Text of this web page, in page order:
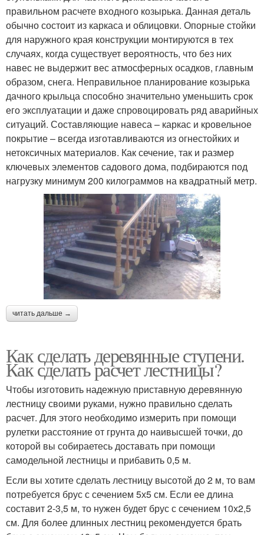
правильном расчете входного козырька. Данная деталь
обычно состоит из каркаса и облицовки. Опорные стойки
для наружного края конструкции монтируются в тех
случаях, когда существует вероятность, что без них
навес не выдержит вес атмосферных осадков, главным
образом, снега. Неправильное планирование козырька
дачного крыльца способно значительно уменьшить срок
его эксплуатации и даже спровоцировать ряд аварийных
ситуаций. Составляющие навеса – каркас и кровельное
покрытие – всегда изготавливаются из огнестойких и
нетоксичных материалов. Как сечение, так и размер
ключевых элементов садового дома, подбираются под
нагрузку минимум 200 килограммов на квадратный метр.
читать дальше →
Как сделать деревянные ступени.
Как сделать расчет лестницы?
Чтобы изготовить надежную приставную деревянную
лестницу своими руками, нужно правильно сделать
расчет. Для этого необходимо измерить при помощи
рулетки расстояние от грунта до наивысшей точки, до
которой вы собираетесь доставать при помощи
самодельной лестницы и прибавить 0,5 м.
Если вы хотите сделать лестницу высотой до 2 м, то вам
потребуется брус с сечением 5х5 см. Если ее длина
составит 2-3,5 м, то нужен будет брус с сечением 10х2,5
см. Для более длинных лестниц рекомендуется брать